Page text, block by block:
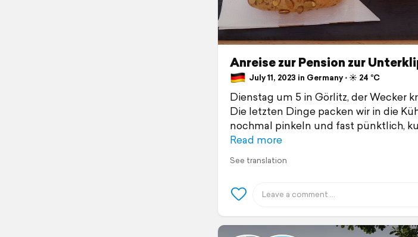
Anreise zur Pension zur
July 11, 2023 in Germany ⋅ ☀️ 24 °C
Dienstag um 5 in Görlitz, der Wecker
Die letzten Dinge packen wir in die
nochmal pinkeln und fast pünktlich,
Read more
See translation